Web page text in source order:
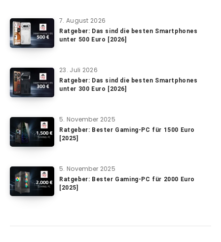
7. August 2026
Ratgeber: Das sind die besten Smartphones
unter 500 Euro [2026]
23. Juli 2026
Ratgeber: Das sind die besten Smartphones
unter 300 Euro [2026]
5. November 2025
Ratgeber: Bester Gaming-PC für 1500 Euro
[2025]
5. November 2025
Ratgeber: Bester Gaming-PC für 2000 Euro
[2025]